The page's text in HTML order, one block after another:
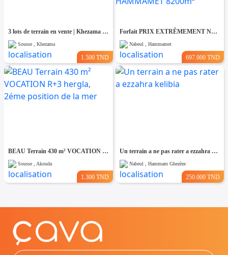
3 lots de terrain en vente | Khezama Jawhara Sousse
Sousse , Khezama
1.500 TND
Forfait PRIX EXTRÊMEMENT NÉGOCIABLE Terrain entièrement clôturé à HAMMAMET 8200m²
Nabeul , Hammamet
697.000 TND
BEAU Terrain 430 m² VOCATION R+3 hergla, 2éme position de la mer
Sousse , Akouda
1.300 TND
Un terrain a ne pas rater a ezzahra kelibia
Nabeul , Hammam Ghezèze
250.000 TND